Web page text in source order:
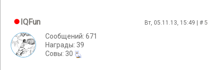
IQFun Вт, 05.11.13, 15:49 | #5
Сообщений: 671
Награды: 39
Cовы: 30